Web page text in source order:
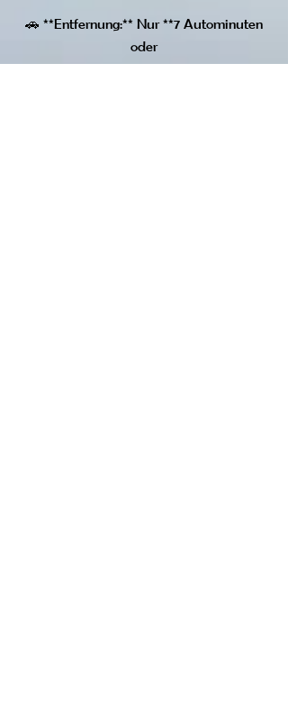
🚗 **Entfernung:** Nur **7 Autominuten
oder
eine gemütliche 20-minütige